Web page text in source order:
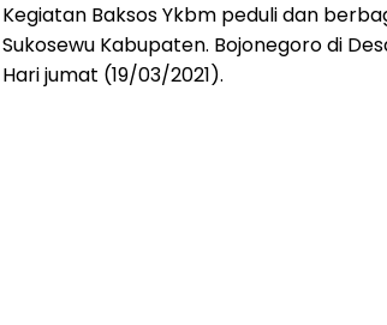
Kegiatan Baksos Ykbm peduli dan
Sukosewu Kabupaten. Bojonegoro di
Hari jumat (19/03/2021).